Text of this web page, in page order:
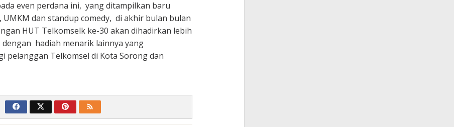
even perdana ini, yang ditampilkan baru
UMKM dan standup comedy, di akhir bulan bulan
HUT Telkomselk ke-30 akan dihadirkan lebih
hadiah menarik lainnya yang
pelanggan Telkomsel di Kota Sorong dan